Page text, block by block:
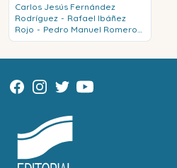
Carlos Jesús Fernández
Rodríguez - Rafael Ibáñez
Rojo - Pedro Manuel Romero
Balsas